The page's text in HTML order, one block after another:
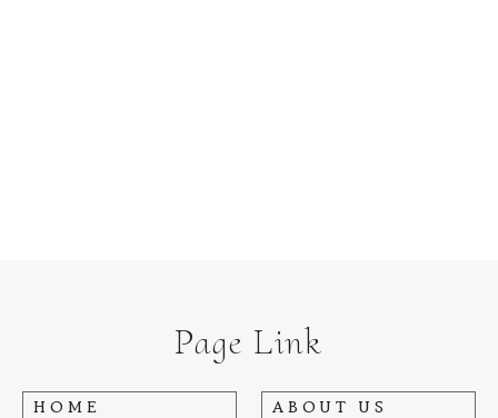
Page Link
HOME ABOUT US